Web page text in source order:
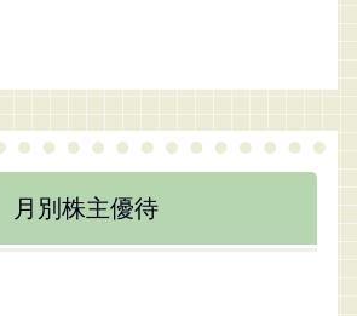
月別株主優待